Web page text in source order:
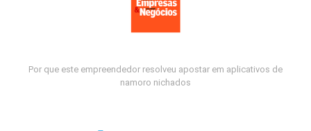
Por que este empreendedor resolveu apostar em aplicativos de
namoro nichados